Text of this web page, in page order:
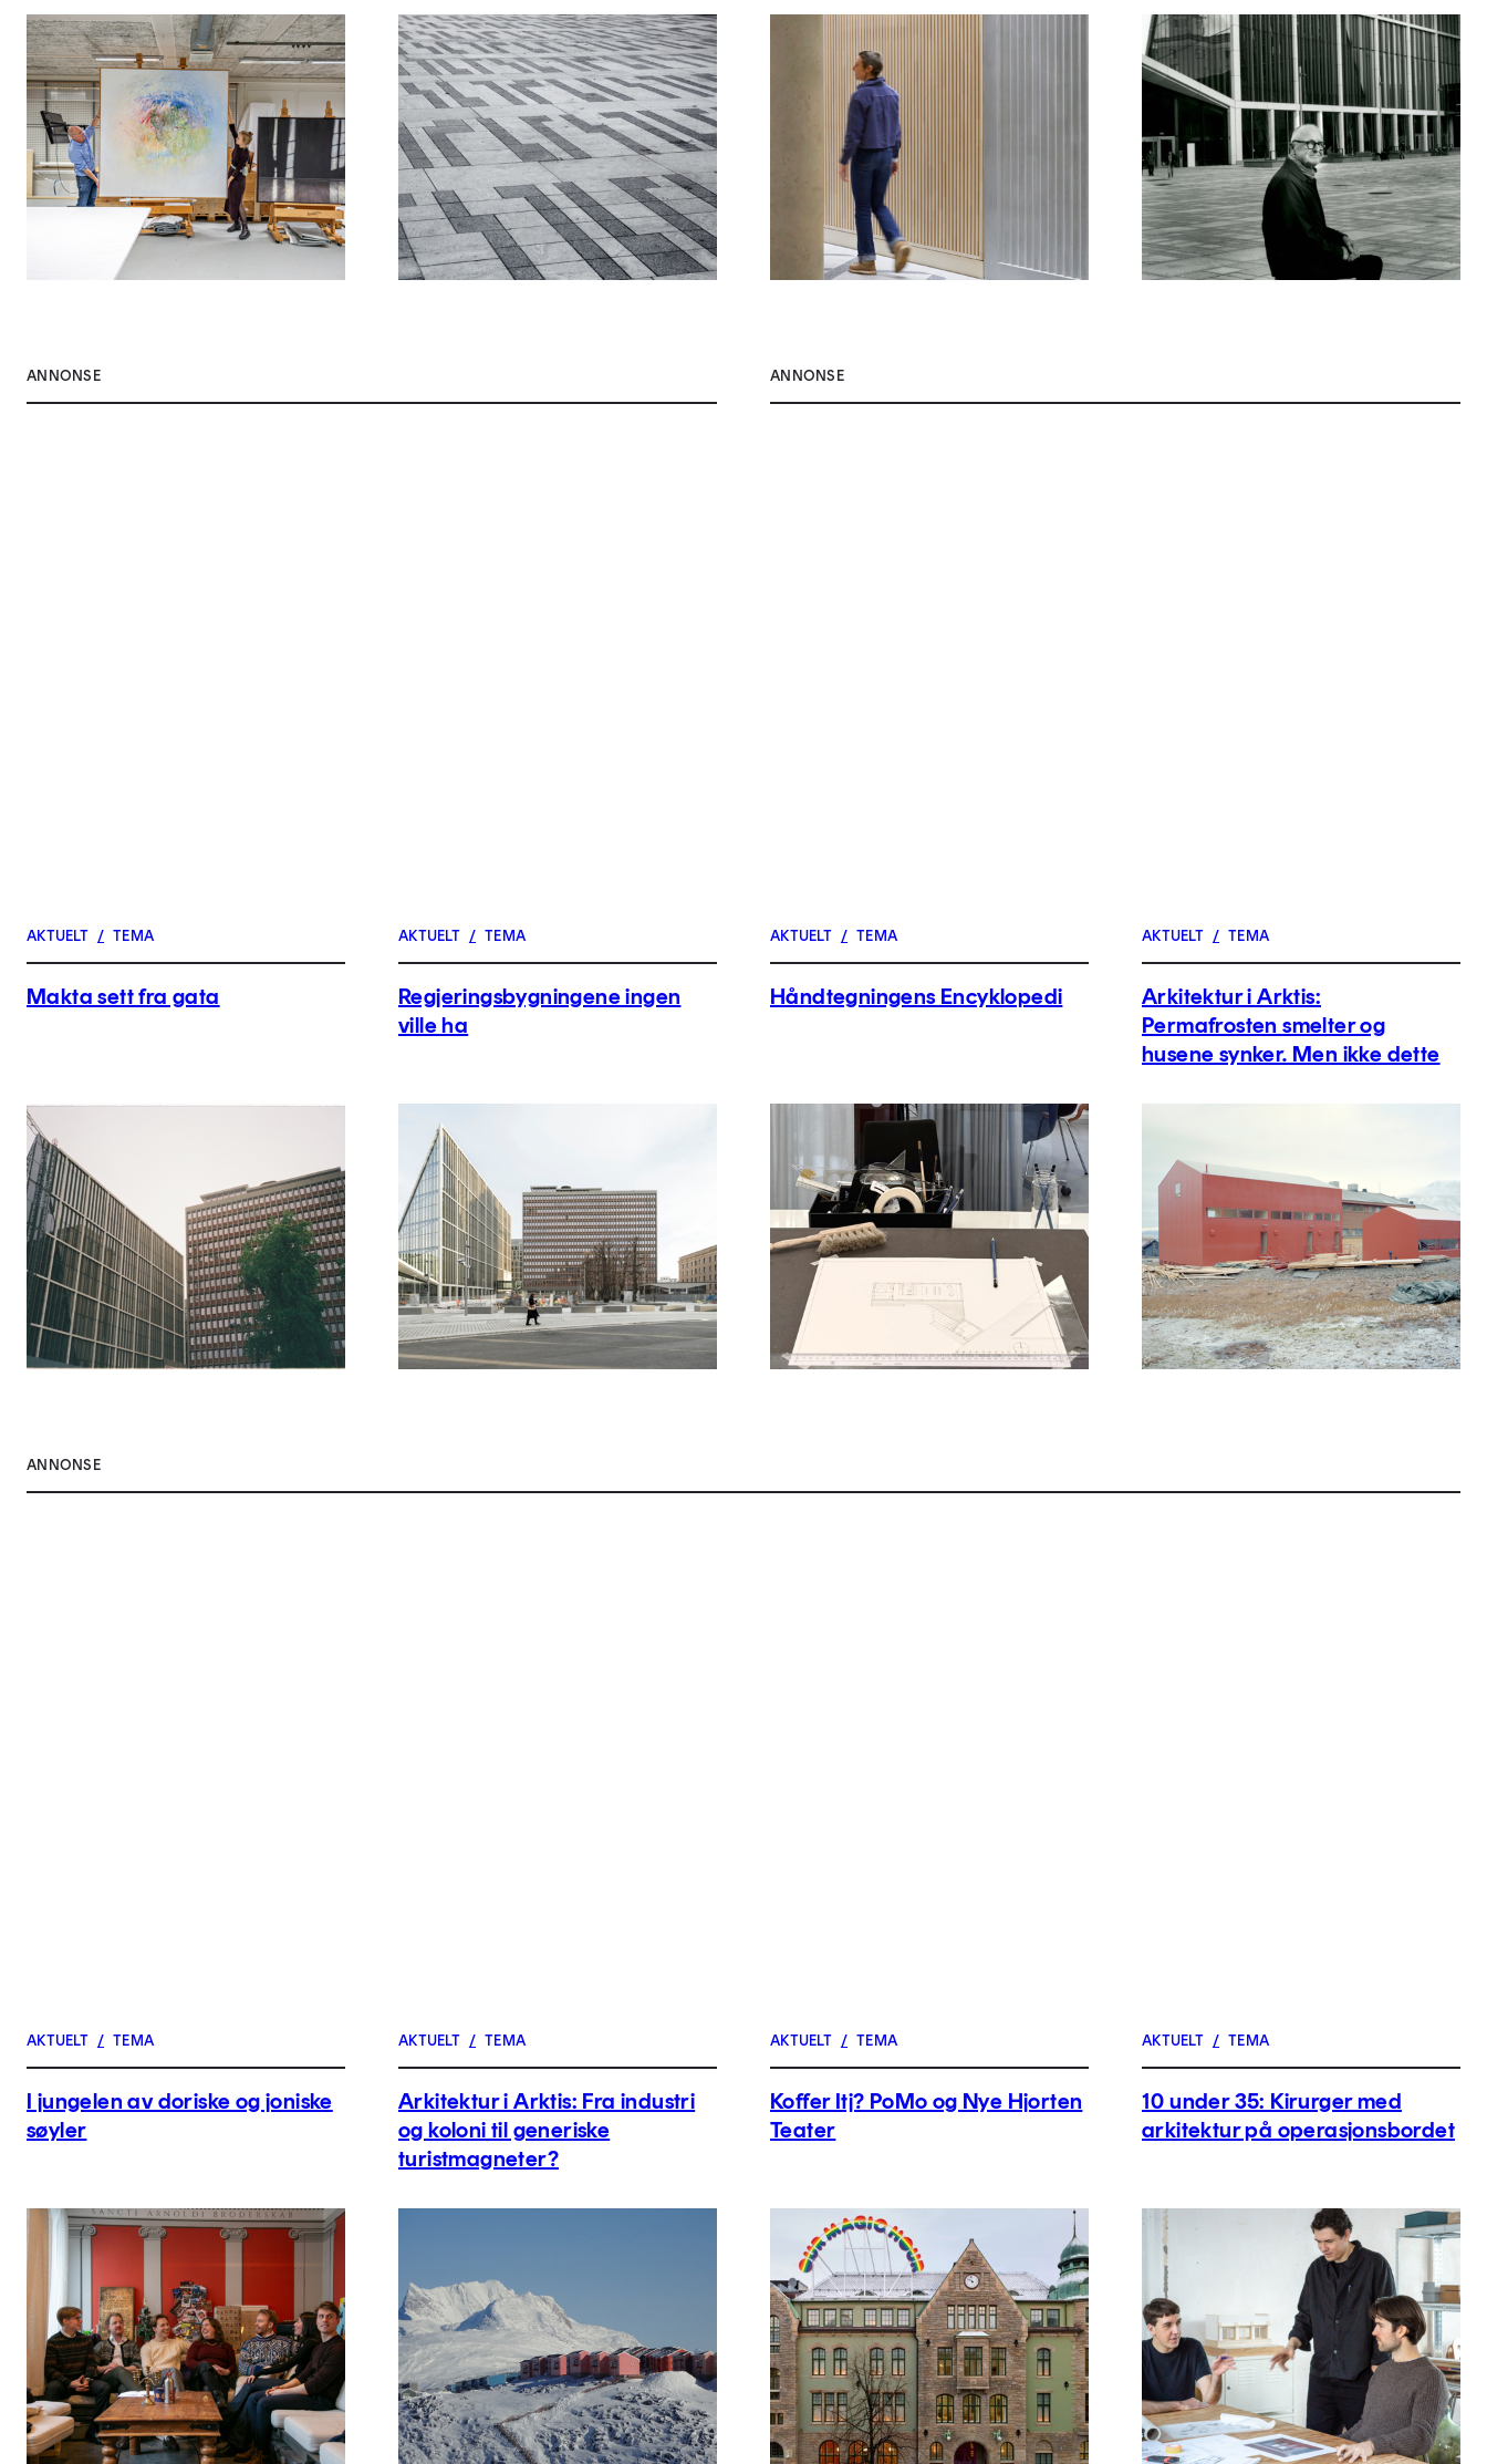
ANNONSE ANNONSE
AKTUELT / TEMA
Makta sett fra gata
AKTUELT / TEMA
Regjeringsbygningene ingen
ville ha
AKTUELT / TEMA
Håndtegningens Encyklopedi
AKTUELT / TEMA
Arkitektur i Arktis:
Permafrosten smelter og
husene synker. Men ikke dette
ANNONSE
AKTUELT / TEMA
I jungelen av doriske og joniske
søyler
AKTUELT / TEMA
Arkitektur i Arktis: Fra industri
og koloni til generiske
turistmagneter?
AKTUELT / TEMA
Koffer Itj? PoMo og Nye Hjorten
Teater
AKTUELT / TEMA
10 under 35: Kirurger med
arkitektur på operasjonsbordet